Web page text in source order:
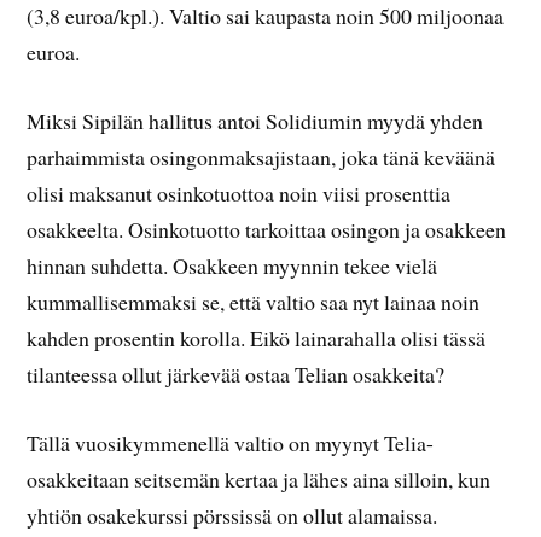
(3,8 euroa/kpl.). Valtio sai kaupasta noin 500 miljoonaa
euroa.
Miksi Sipilän hallitus antoi Solidiumin myydä yhden
parhaimmista osingonmaksajistaan, joka tänä keväänä
olisi maksanut osinkotuottoa noin viisi prosenttia
osakkeelta. Osinkotuotto tarkoittaa osingon ja osakkeen
hinnan suhdetta. Osakkeen myynnin tekee vielä
kummallisemmaksi se, että valtio saa nyt lainaa noin
kahden prosentin korolla. Eikö lainarahalla olisi tässä
tilanteessa ollut järkevää ostaa Telian osakkeita?
Tällä vuosikymmenellä valtio on myynyt Telia-
osakkeitaan seitsemän kertaa ja lähes aina silloin, kun
yhtiön osakekurssi pörssissä on ollut alamaissa.